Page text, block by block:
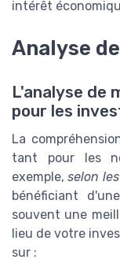
intérêt
Analyse
L'analyse de
pour les
La
tant pour les
exemple,selon
bénéficiant
souvent une
lieu de votre
sur :